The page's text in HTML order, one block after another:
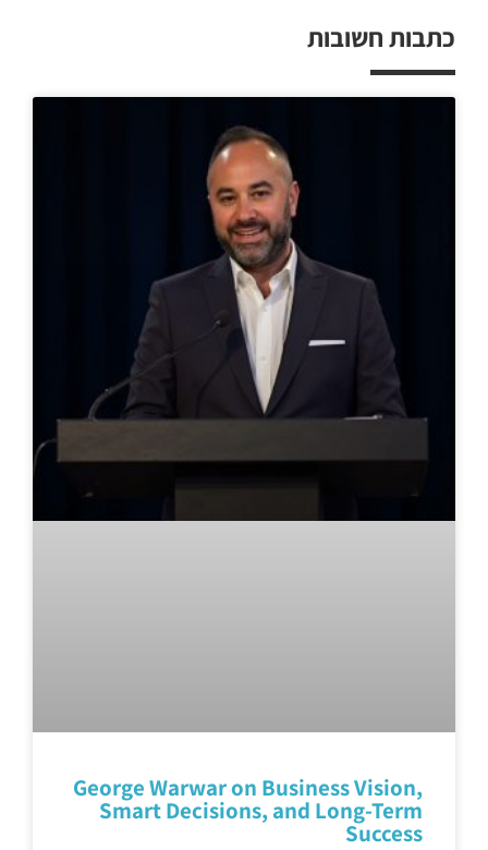
כתבות חשובות
George Warwar on Business Vision,
Smart Decisions, and Long-Term
Success